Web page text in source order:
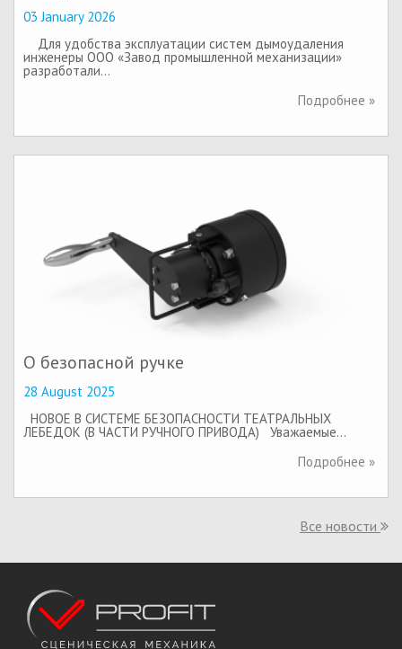
03 January 2026
Для удобства эксплуатации систем дымоудаления
инженеры ООО «Завод промышленной механизации»
разработали…
Подробнее »
О безопасной ручке
28 August 2025
НОВОЕ В СИСТЕМЕ БЕЗОПАСНОСТИ ТЕАТРАЛЬНЫХ
ЛЕБЕДОК (В ЧАСТИ РУЧНОГО ПРИВОДА) Уважаемые…
Подробнее »
Все новости